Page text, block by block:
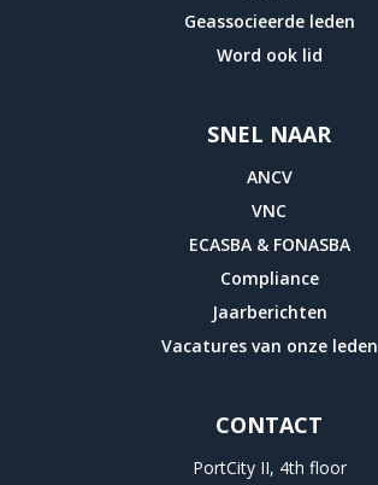
Geassocieerde leden
Word ook lid
SNEL NAAR
ANCV
VNC
ECASBA & FONASBA
Compliance
Jaarberichten
Vacatures van onze leden
CONTACT
PortCity II, 4th floor